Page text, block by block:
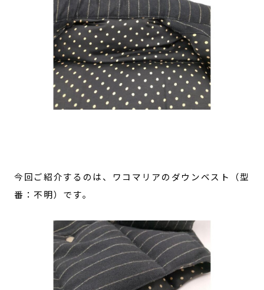
今回ご紹介するのは、ワコマリアのダウンベスト（型
番：不明）です。